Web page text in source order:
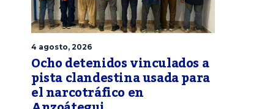
4 agosto, 2026
Ocho detenidos vinculados a
pista clandestina usada para
el narcotráfico en